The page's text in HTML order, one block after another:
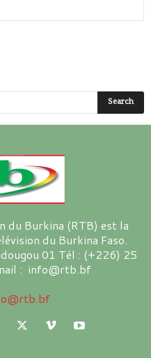
du Burkina (RTB) est la
du Burkina Faso.
01 Tél : (+226) 25
: info@rtb.bf